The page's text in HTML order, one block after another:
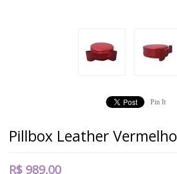
Pin It
Pillbox Leather Vermelho
R$ 989,00